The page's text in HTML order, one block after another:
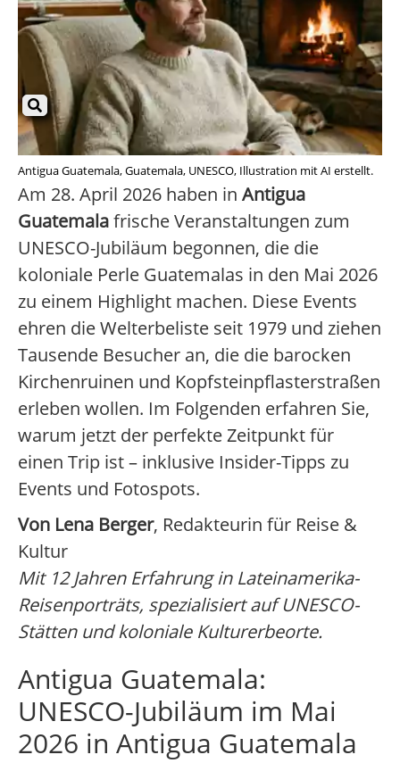
Antigua Guatemala, Guatemala, UNESCO, Illustration mit AI erstellt.
Am 28. April 2026 haben in Antigua
Guatemalafrische Veranstaltungen zum
UNESCO-Jubiläum begonnen, die die
koloniale Perle Guatemalas in den Mai 2026
zu einem Highlight machen. Diese Events
ehren die Welterbeliste seit 1979 und ziehen
Tausende Besucher an, die die barocken
Kirchenruinen und Kopfsteinpflasterstraßen
erleben wollen. Im Folgenden erfahren Sie,
warum jetzt der perfekte Zeitpunkt für
einen Trip ist – inklusive Insider-Tipps zu
Events und Fotospots.
Von Lena Berger, Redakteurin für Reise &
Kultur
Mit 12 Jahren Erfahrung in Lateinamerika-
Reisenporträts, spezialisiert auf UNESCO-
Stätten und koloniale Kulturerbeorte.
Antigua Guatemala:
UNESCO-Jubiläum im Mai
2026 in Antigua Guatemala